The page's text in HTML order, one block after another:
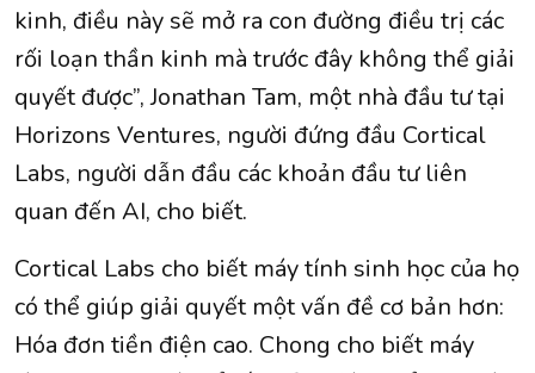
kinh, điều này sẽ mở ra con đường điều trị các
rối loạn thần kinh mà trước đây không thể giải
quyết được”, Jonathan Tam, một nhà đầu tư tại
Horizons Ventures, người đứng đầu Cortical
Labs, người dẫn đầu các khoản đầu tư liên
quan đến AI, cho biết.
Cortical Labs cho biết máy tính sinh học của họ
có thể giúp giải quyết một vấn đề cơ bản hơn:
Hóa đơn tiền điện cao. Chong cho biết máy